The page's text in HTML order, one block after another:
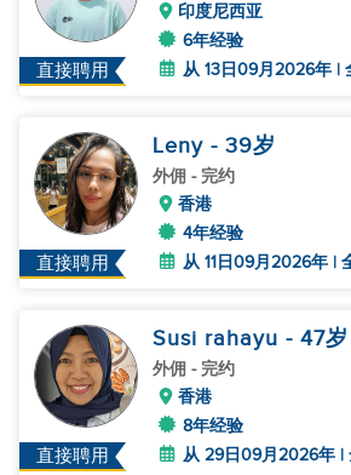
直接聘用
印度尼西亚
6年经验
从 13日09月2026年 |
直接聘用
Leny - 39岁
外佣 - 完约
香港
4年经验
从 11日09月2026年 |
直接聘用
Susi rahayu - 47岁
外佣 - 完约
香港
8年经验
从 29日09月2026年 |